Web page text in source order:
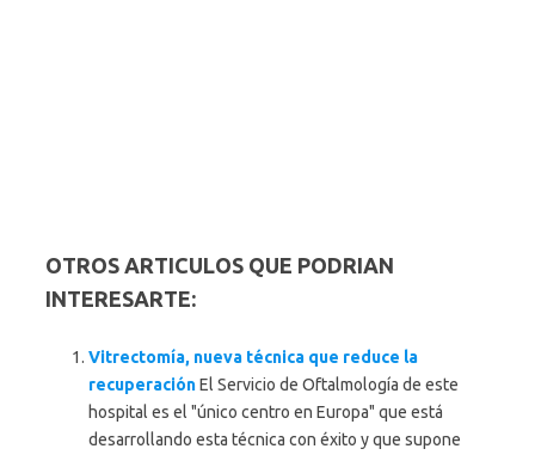
OTROS ARTICULOS QUE PODRIAN
INTERESARTE:
Vitrectomía, nueva técnica que reduce la
recuperaciónEl Servicio de Oftalmología de este
hospital es el "único centro en Europa" que está
desarrollando esta técnica con éxito y que supone